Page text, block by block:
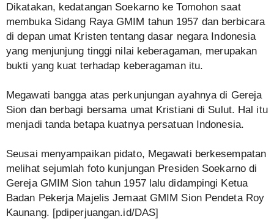
Dikatakan, kedatangan Soekarno ke Tomohon saat
membuka Sidang Raya GMIM tahun 1957 dan berbicara
di depan umat Kristen tentang dasar negara Indonesia
yang menjunjung tinggi nilai keberagaman, merupakan
bukti yang kuat terhadap keberagaman itu.
Megawati bangga atas perkunjungan ayahnya di Gereja
Sion dan berbagi bersama umat Kristiani di Sulut. Hal itu
menjadi tanda betapa kuatnya persatuan Indonesia.
Seusai menyampaikan pidato, Megawati berkesempatan
melihat sejumlah foto kunjungan Presiden Soekarno di
Gereja GMIM Sion tahun 1957 lalu didampingi Ketua
Badan Pekerja Majelis Jemaat GMIM Sion Pendeta Roy
Kaunang. [pdiperjuangan.id/DAS]